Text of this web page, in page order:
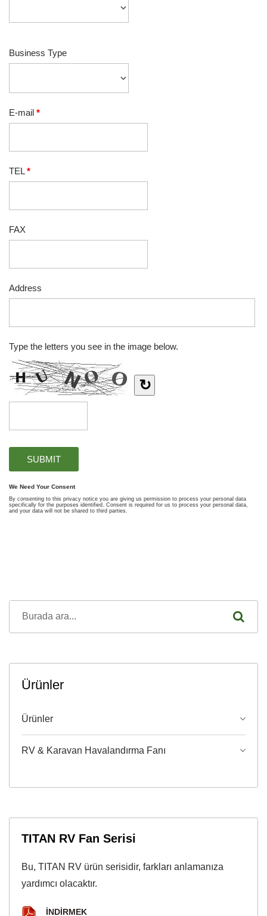
Ürünler
Ürünler
RV & Karavan Havalandırma Fanı
TITAN RV Fan Serisi
Bu, TITAN RV ürün serisidir, farkları anlamanıza
yardımcı olacaktır.
İNDIRMEK